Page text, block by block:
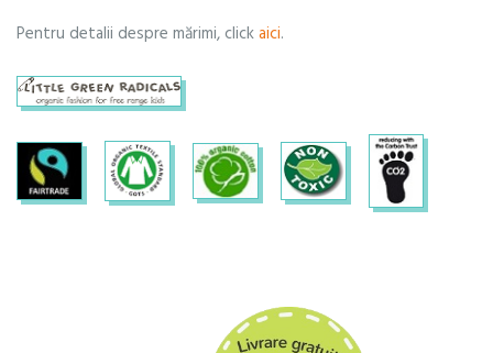
Pentru detalii despre mărimi, clickaici.